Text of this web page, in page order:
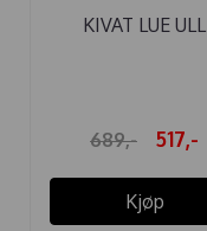
KIVAT LUE ULL
689,- 517,-
Kjøp